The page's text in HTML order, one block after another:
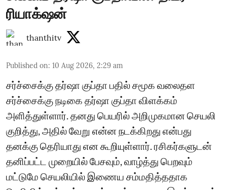
ரியாக்‌ஷன்
thanthitv
Published on: 10 Aug 2026, 2:29 am
சர்ச்சைக்கு தர்ஷா குப்தா பதில் சமூக வலைதள
சர்ச்சைக்கு நடிகை தர்ஷா குப்தா விளக்கம்
அளித்துள்ளார். தனது பெயரில் அறிமுகமான செயலி
குறித்து, அதில் வேறு என்ன நடக்கிறது என்பது
தனக்கு தெரியாது என கூறியுள்ளார். ரசிகர்களுடன்
தனிப்பட்ட முறையில் பேசவும், வாழ்த்து பெறவும்
மட்டுமே செயலியில் இணைய சம்மதித்ததாக